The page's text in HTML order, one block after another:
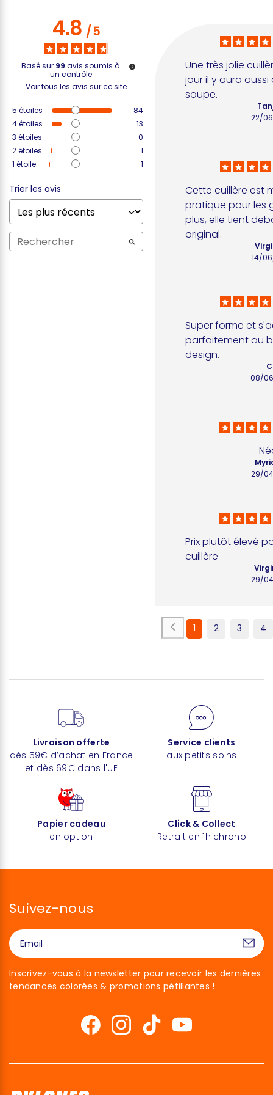
4.8/5
Basé sur 99 avis soumis à
un contrôle
Voir tous les avis sur ce site
5 étoiles
84
4étoiles
13
3 étoiles
0
2étoiles
1
1 étoile 1
Trier les avis
Une très jolie
jour il y aura aussi
soupe.
22/
Cette cuillère est
pratique pour les
plus, elle tient
original.
14/
Super forme et
parfaitement au
design.
08/
29/
Prix plutôt élevé
cuillère
29/
1 2 3 4
Livraison offerte
dès 59€ d’achat en France
et dès 69€ dans l'UE
Service clients
aux petits soins
Papier cadeau
en option
Click & Collect
Retrait en 1h chrono
Suivez-nous
Inscrivez-vous à la newsletter pour recevoir les dernières
tendances colorées & promotions pétillantes !